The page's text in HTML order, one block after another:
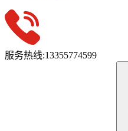
服务热线:13355774599